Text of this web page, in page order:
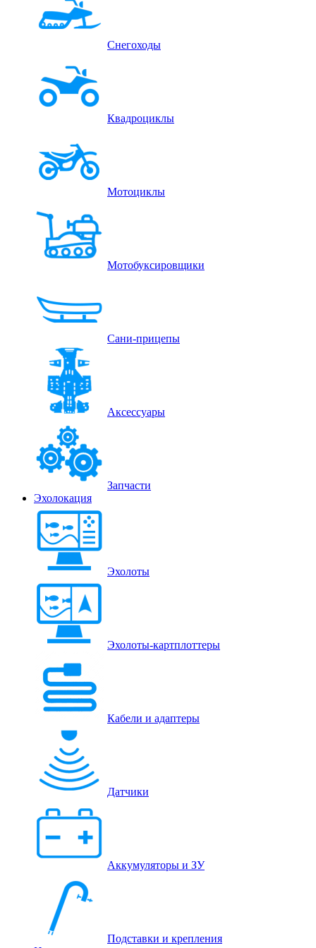
Снегоходы
Квадроциклы
Мотоциклы
Мотобуксировщики
Сани-прицепы
Аксессуары
Запчасти
Эхолокация
Эхолоты
Эхолоты-картплоттеры
Кабели и адаптеры
Датчики
Аккумуляторы и ЗУ
Подставки и крепления